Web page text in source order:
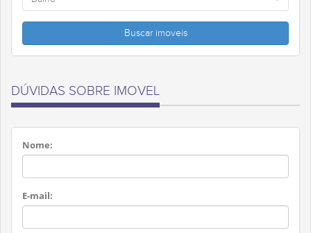
DÚVIDAS SOBRE IMOVEL
Nome:
E-mail: